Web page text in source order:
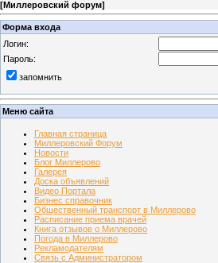
[Миллеровский форум]
Форма входа
Логин:
Пароль:
запомнить
Меню сайта
Главная страница
Миллеровский Форум
Новости
Блог Миллерово
Галерея
Доска объявлений
Видео Портала
Бизнес справочник
Общественный транспорт в Миллерово
Расписание приема врачей
Книга отзывов о Миллерово
Погода в Миллерово
Рекламодателям
Связь с Администратором